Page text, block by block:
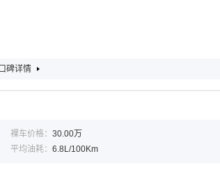
碑详情
裸车价格： 30.00万
平均油耗： 6.8L/100Km